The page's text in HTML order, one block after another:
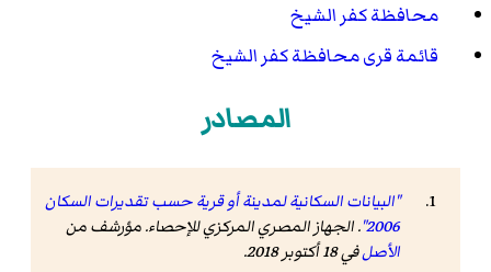
محافظة كفر الشيخ
قائمة قرى محافظة كفر الشيخ
المصادر
"البيانات السكانية لمدينة أو قرية حسب تقديرات السكان
2006" . الجهاز المصري المركزي للإحصاء. مؤرشف من
الأصلفي 18 أكتوبر 2018 .